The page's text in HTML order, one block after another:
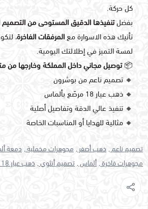
كل حركة.
بفضلتنفيذها الدقيق المستوحى من التصميم
تأتيك هذه الاسوارة معالمرفقات الفاخرة،
لمسة التميز في إطلالتك اليومية.
📦توصيل مجاني داخل المملكة وخارجها من
🔸 تصميم ناعم من بوشرون
🔸 ذهب عيار 18 مرصّع بألماس
🔸 تنفيذ عالي الدقة وتفاصيل أصلية
🔸 مثالية للهدايا أو المناسبات الخاصة
تصميم ناعم , ذهب أصفر , مجوهرات مخملية , دمعة
مجوهرات فاخرة , ألماس , تصميم أنثوي , ذهب عيار 18 ,